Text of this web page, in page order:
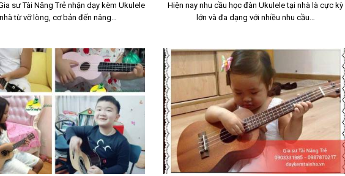
sư Tài Năng Trẻ nhận dạy kèm Ukulele
từ vỡ lòng, cơ bản đến nâng…
Hiện nay nhu cầu học đàn Ukulele tại nhà là cực kỳ
lớn và đa dạng với nhiều nhu cầu…